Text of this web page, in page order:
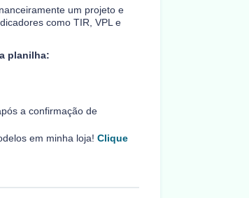
um projeto e
como TIR, VPL e
planilha:
a confirmação de
em minha loja! Clique